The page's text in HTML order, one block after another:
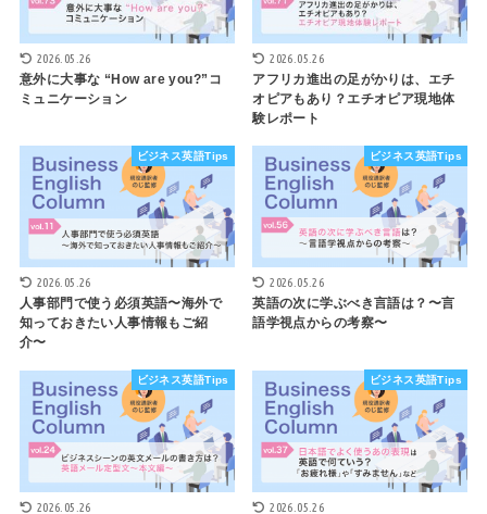
2026.05.26
意外に大事な “How are you?”コ
ミュニケーション
2026.05.26
アフリカ進出の足がかりは、エチ
オピアもあり？エチオピア現地体
験レポート
ビジネス英語Tips
2026.05.26
人事部門で使う必須英語〜海外で
知っておきたい人事情報もご紹
介〜
ビジネス英語Tips
2026.05.26
英語の次に学ぶべき言語は？〜言
語学視点からの考察〜
ビジネス英語Tips
2026.05.26
ビジネス英語Tips
2026.05.26